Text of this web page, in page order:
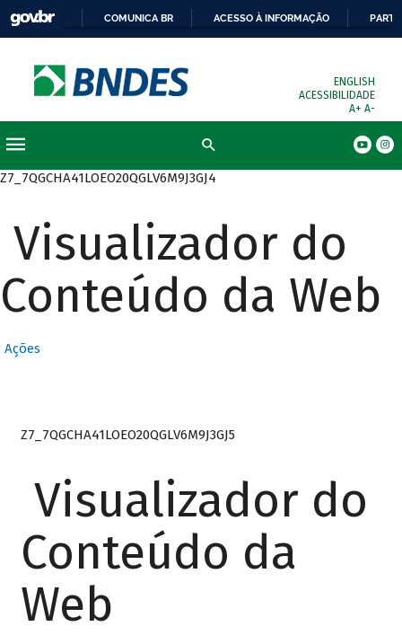
COMUNICA BR ACESSO À INFORMAÇÃO
ENGLISH
ACESSIBILIDADE
A+ A-
Z7_7QGCHA41LOEO20QGLV6M9J3GJ4
Visualizador do
Conteúdo da Web
Ações
Z7_7QGCHA41LOEO20QGLV6M9J3GJ5
Visualizador do
Conteúdo da
Web